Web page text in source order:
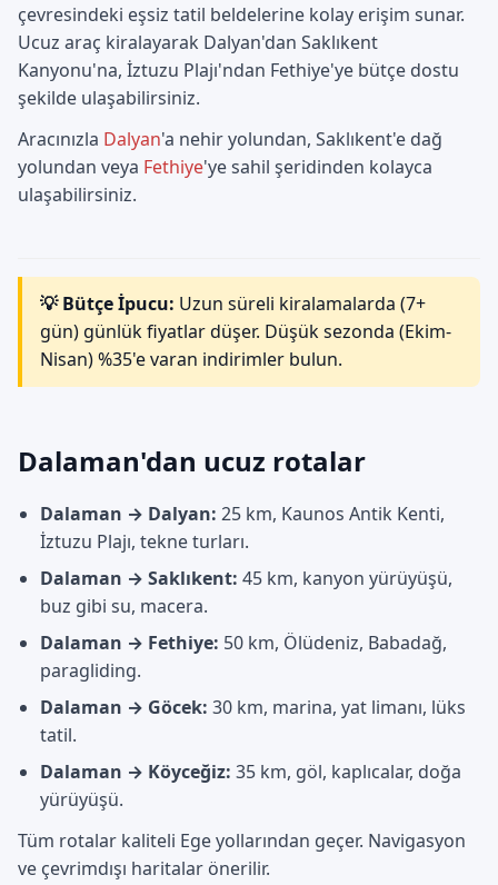
çevresindeki eşsiz tatil beldelerine kolay erişim sunar.
Ucuz araç kiralayarak Dalyan'dan Saklıkent
Kanyonu'na, İztuzu Plajı'ndan Fethiye'ye bütçe dostu
şekilde ulaşabilirsiniz.
Aracınızla Dalyan'a nehir yolundan, Saklıkent'e dağ
yolundan veya Fethiye'ye sahil şeridinden kolayca
ulaşabilirsiniz.
💡 Bütçe İpucu: Uzun süreli kiralamalarda (7+
gün) günlük fiyatlar düşer. Düşük sezonda (Ekim-
Nisan) %35'e varan indirimler bulun.
Dalaman'dan ucuz rotalar
Dalaman → Dalyan: 25 km, Kaunos Antik Kenti,
İztuzu Plajı, tekne turları.
Dalaman → Saklıkent: 45 km, kanyon yürüyüşü,
buz gibi su, macera.
Dalaman → Fethiye: 50 km, Ölüdeniz, Babadağ,
paragliding.
Dalaman → Göcek: 30 km, marina, yat limanı, lüks
tatil.
Dalaman → Köyceğiz: 35 km, göl, kaplıcalar, doğa
yürüyüşü.
Tüm rotalar kaliteli Ege yollarından geçer. Navigasyon
ve çevrimdışı haritalar önerilir.